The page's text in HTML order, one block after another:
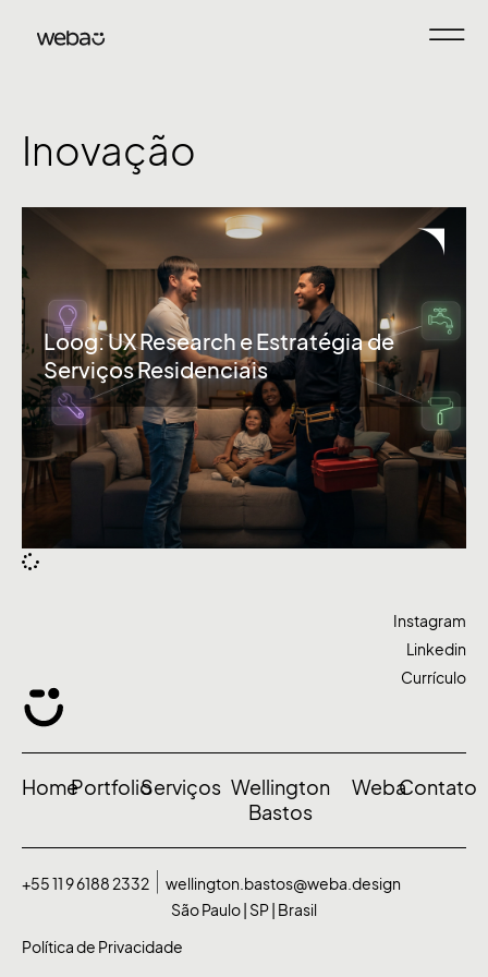
Inovação
Loog: UX Research e Estratégia de
Serviços Residenciais
Instagram
Linkedin
Currículo
HomePortfolioServiços Wellington
Bastos
WebaContato
+55 11 9 6188 2332
wellington.bastos@weba.design
São Paulo | SP | Brasil
Política de Privacidade